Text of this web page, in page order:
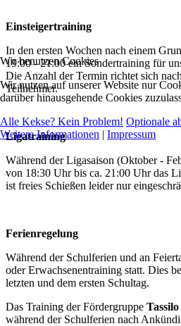
Einsteigertraining
In den ersten Wochen nach einem
19:00 - 21:00 ein Sondertraining für
Die Anzahl der Termin richtet sich
Teilnehmer.
Ligatraining
Während der Ligasaison (Oktober -
von 18:30 Uhr bis ca. 21:00 Uhr das
ist freies Schießen leider nur
Ferienregelung
Während der Schulferien und an
oder Erwachsenentraining statt. Dies
letzten und dem ersten Schultag.
Das Training der Fördergruppe
während der Schulferien nach
Wir benutzen Cookies
Wir nutzen auf unserer Website nur
darüber hinausgehende Cookies
Alle Kekse? Kein Problem! Optionale
Weitere Informationen | Impressum